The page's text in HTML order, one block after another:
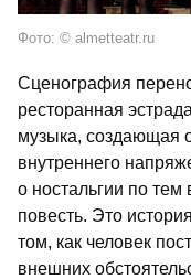
Фото: © almetteatr.ru
Сценография
ресторанная
музыка, создающая
внутреннего
о ностальгии по
повесть. Это
том, как человек
внешних